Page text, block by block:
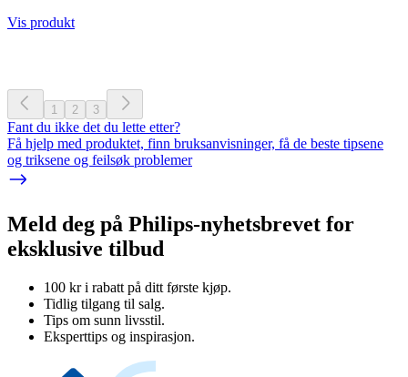
Vis produkt
1 2 3
Fant du ikke det du lette etter?
Få hjelp med produktet, finn bruksanvisninger, få de beste tipsene
og triksene og feilsøk problemer
Meld deg på Philips-nyhetsbrevet for
eksklusive tilbud
100 kr i rabatt på ditt første kjøp.
Tidlig tilgang til salg.
Tips om sunn livsstil.
Eksperttips og inspirasjon.